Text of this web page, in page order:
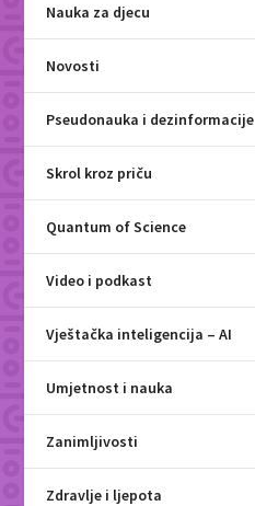
Nauka za djecu
Novosti
Pseudonauka i dezinformacije
Skrol kroz priču
Quantum of Science
Video i podkast
Vještačka inteligencija – AI
Umjetnost i nauka
Zanimljivosti
Zdravlje i ljepota